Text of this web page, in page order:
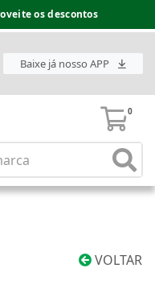
os descontos
Baixe já nosso APP
0
VOLTAR